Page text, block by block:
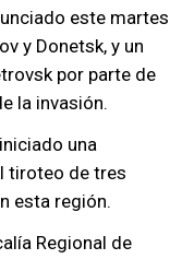
este martes
y Donetsk, y un
por parte de
la invasión.
una
tiroteo de tres
esta región.
Regional de